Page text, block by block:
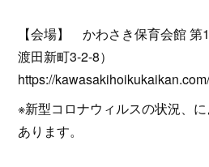
【会場】 かわさき保育会館 第
渡田新町3-2-8）
https://
※新型コロナウィルスの状況、
あります。